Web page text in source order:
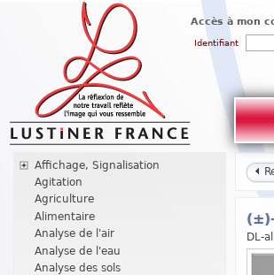
Accès à mon
Identifiant
Affichage, Signalisation
Agitation
Agriculture
Alimentaire
Analyse de l'air
Analyse de l'eau
Analyse des sols
DL-